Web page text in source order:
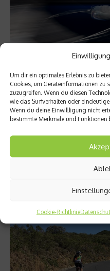
Um dir ein optimales Erlebnis zu
Cookies, um Geräteinformationen
zuzugreifen. Wenn du diesen
wie das Surfverhalten oder
Wenn du deine Einwillligung nicht
bestimmte Merkmale und Funktionen
Cookie-Richtlinie
News
Kein deutsches
Spiele über die Bühne gehen.
Qualifikationsturnier konnten
Olympia-Ticket nicht lösen....